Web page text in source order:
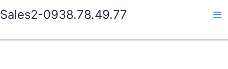
tới
dung
Sales2-0938.78.49.77